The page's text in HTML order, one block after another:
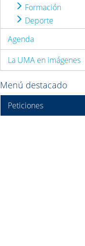
Formación
Deporte
Agenda
La UMA en imágenes
Menú destacado
Peticiones